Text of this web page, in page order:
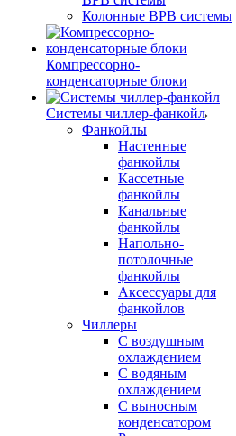
Колонные ВРВ системы
Компрессорно-
конденсаторные блоки
Системы чиллер-фанкойл
Фанкойлы
Настенные
фанкойлы
Кассетные
фанкойлы
Канальные
фанкойлы
Напольно-
потолочные
фанкойлы
Аксессуары для
фанкойлов
Чиллеры
С воздушным
охлаждением
С водяным
охлаждением
С выносным
конденсатором